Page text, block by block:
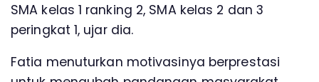
SMA kelas 1 ranking 2, SMA kelas 2 dan 3
peringkat 1, ujar dia.
Fatia menuturkan motivasinya berprestasi